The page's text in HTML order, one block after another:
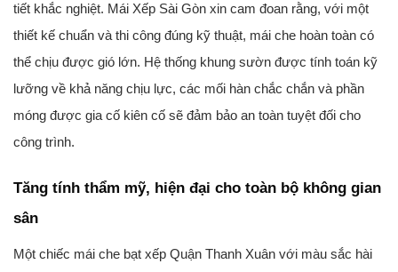
tiết khắc nghiệt. Mái Xếp Sài Gòn xin cam đoan rằng, với một
thiết kế chuẩn và thi công đúng kỹ thuật, mái che hoàn toàn có
thể chịu được gió lớn. Hệ thống khung sườn được tính toán kỹ
lưỡng về khả năng chịu lực, các mối hàn chắc chắn và phần
móng được gia cố kiên cố sẽ đảm bảo an toàn tuyệt đối cho
công trình.
Tăng tính thẩm mỹ, hiện đại cho toàn bộ không gian
sân
Một chiếc mái che bạt xếp Quận Thanh Xuân với màu sắc hài